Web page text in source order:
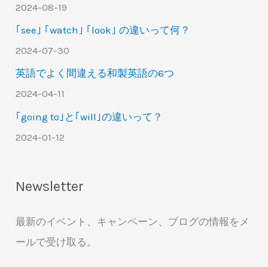
2024-08-19
｢see｣ ｢watch｣ ｢look｣ の違いって何？
2024-07-30
英語でよく間違える和製英語の6つ
2024-04-11
｢going to｣と｢will｣の違いって？
2024-01-12
Newsletter
最新のイベント、キャンペーン、ブログの情報をメ
ールで受け取る。